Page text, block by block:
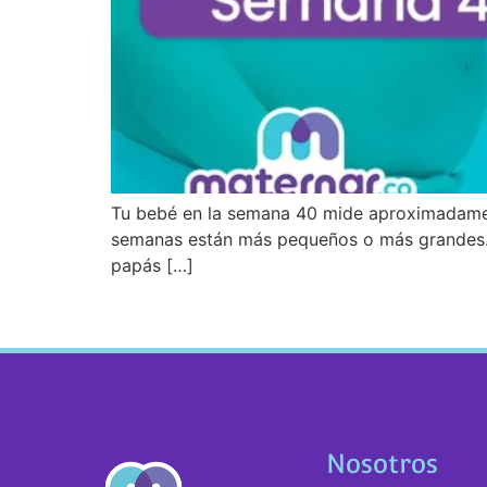
Tu bebé en la semana 40 mide
semanas están más pequeños o más
papás […]
Nosotros